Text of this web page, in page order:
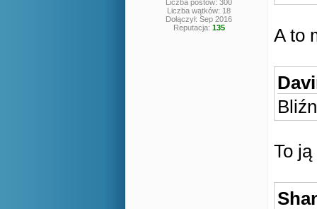
Liczba postów: 300
Liczba wątków: 18
Dołączył: Sep 2016
Reputacja: 135 A to
To